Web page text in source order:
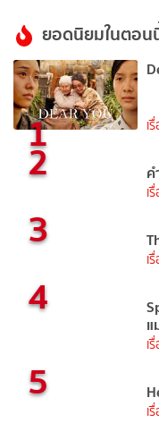
ยอดนิยมในตอน
1 เ
2
เ
3
เ
4
เ
5
เ